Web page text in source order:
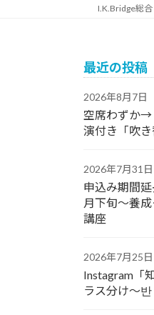
I.K.Bridge総合
最近の投稿
2026年8月7日
空席わずか→
演付き「吹
2026年7月31日
申込み期間
月下旬～養
講座
2026年7月25日
Instagram「
ラス分け～반